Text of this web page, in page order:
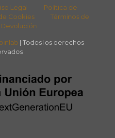
Legal
Política de
Cookies
Términos de
| Todos los derechos
|